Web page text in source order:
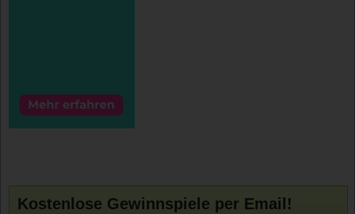
Kostenlose Gewinnspiele per Email!